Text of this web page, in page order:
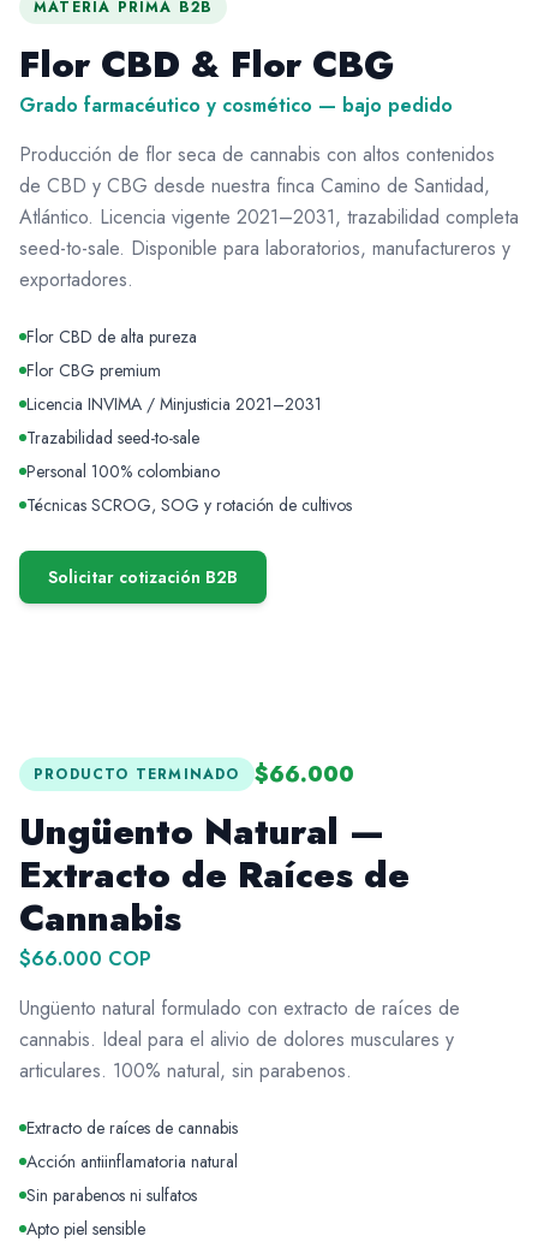
MATERIA PRIMA B2B
Flor CBD & Flor CBG
Grado farmacéutico y cosmético — bajo pedido
Producción de flor seca de cannabis con altos contenidos
de CBD y CBG desde nuestra finca Camino de Santidad,
Atlántico. Licencia vigente 2021–2031, trazabilidad completa
seed-to-sale. Disponible para laboratorios, manufactureros y
exportadores.
Flor CBD de alta pureza
Flor CBG premium
Licencia INVIMA / Minjusticia 2021–2031
Trazabilidad seed-to-sale
Personal 100% colombiano
Técnicas SCROG, SOG y rotación de cultivos
Solicitar cotización B2B
PRODUCTO TERMINADO $66.000
Ungüento Natural —
Extracto de Raíces de
Cannabis
$66.000 COP
Ungüento natural formulado con extracto de raíces de
cannabis. Ideal para el alivio de dolores musculares y
articulares. 100% natural, sin parabenos.
Extracto de raíces de cannabis
Acción antiinflamatoria natural
Sin parabenos ni sulfatos
Apto piel sensible